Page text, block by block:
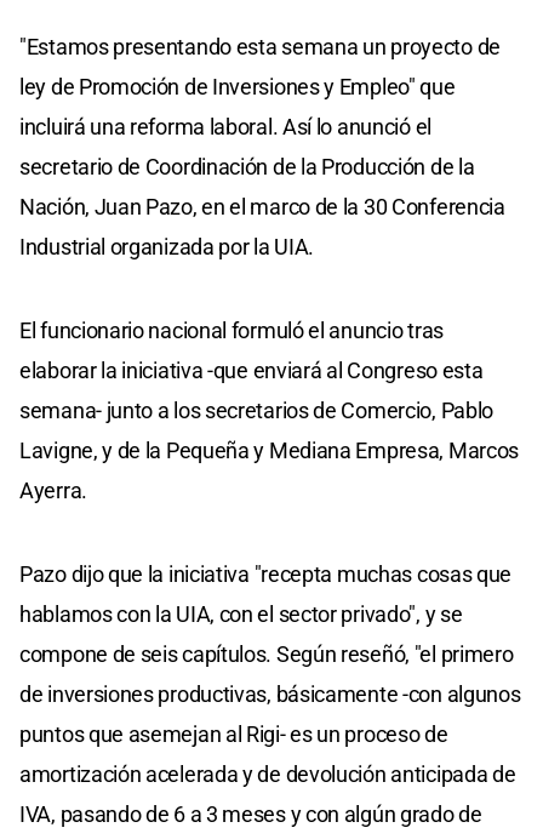
"Estamos presentando esta semana un proyecto de
ley de Promoción de Inversiones y Empleo" que
incluirá una reforma laboral. Así lo anunció el
secretario de Coordinación de la Producción de la
Nación, Juan Pazo, en el marco de la 30 Conferencia
Industrial organizada por la UIA.
El funcionario nacional formuló el anuncio tras
elaborar la iniciativa -que enviará al Congreso esta
semana- junto a los secretarios de Comercio, Pablo
Lavigne, y de la Pequeña y Mediana Empresa, Marcos
Ayerra.
Pazo dijo que la iniciativa "recepta muchas cosas que
hablamos con la UIA, con el sector privado", y se
compone de seis capítulos. Según reseñó, "el primero
de inversiones productivas, básicamente -con algunos
puntos que asemejan al Rigi- es un proceso de
amortización acelerada y de devolución anticipada de
IVA, pasando de 6 a 3 meses y con algún grado de